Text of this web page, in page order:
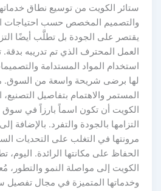
ستائر الكويت من توسيع نطاق
والتصميم المخصص حسب احتياجات
يقتصر على الجودة بل تطلَّب أيضًا
العمل المحترف الذي تم تدريبه
استخدام المواد المستدامة
لها برضى شريحة واسعة من السوق. من
المستمر والاهتمام بتفاصيل
الكويت أن تكون اسماً بارزاً في سوق
التزامها بالجودة والتفرد. بالإضافة
مرونتها في التغلب على التحديات
الحفاظ على مكانتها الرائدة. اليوم،
الكويت إلى مواصلة النمو والتطور،
وخدماتها المتميزة في مجال تفصيل